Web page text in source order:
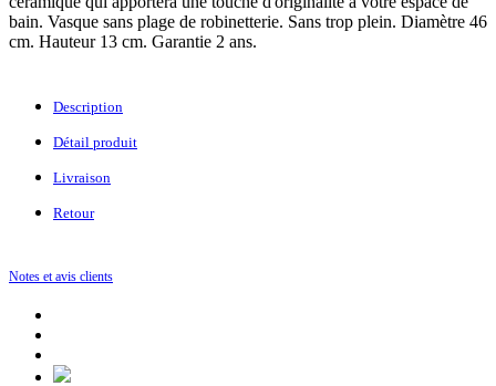
bain. Vasque sans plage de robinetterie. Sans trop plein. Diamètre 46
cm. Hauteur 13 cm. Garantie 2 ans.
Description
Détail produit
Livraison
Retour
Notes et avis clients